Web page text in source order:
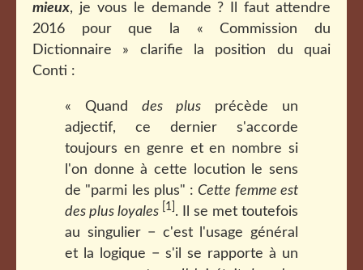
mieux, je vous le demande ? Il faut attendre
2016 pour que la « Commission du
Dictionnaire » clarifie la position du quai
Conti :
« Quand des plus précède un
adjectif, ce dernier s'accorde
toujours en genre et en nombre si
l'on donne à cette locution le sens
de "parmi les plus" : Cette femme est
des plus loyales
[1] . Il se met toutefois
au singulier − c'est l'usage général
et la logique − s'il se rapporte à un